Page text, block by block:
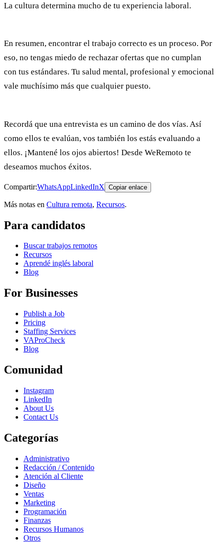
La cultura determina mucho de tu experiencia laboral.
En resumen, encontrar el trabajo correcto es un proceso. Por
eso, no tengas miedo de rechazar ofertas que no cumplan
con tus estándares. Tu salud mental, profesional y emocional
vale muchísimo más que cualquier puesto.
Recordá que una entrevista es un camino de dos vías. Así
como ellos te evalúan, vos también los estás evaluando a
ellos. ¡Mantené los ojos abiertos! Desde WeRemoto te
deseamos muchos éxitos.
Compartir:WhatsAppLinkedInX Copiar enlace
Más notas en Cultura remota, Recursos.
Para candidatos
Buscar trabajos remotos
Recursos
Aprendé inglés laboral
Blog
For Businesses
Publish a Job
Pricing
Staffing Services
VAProCheck
Blog
Comunidad
Instagram
LinkedIn
About Us
Contact Us
Categorías
Administrativo
Redacción / Contenido
Atención al Cliente
Diseño
Ventas
Marketing
Programación
Finanzas
Recursos Humanos
Otros